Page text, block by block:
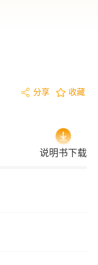
分享 收藏
说明书下载